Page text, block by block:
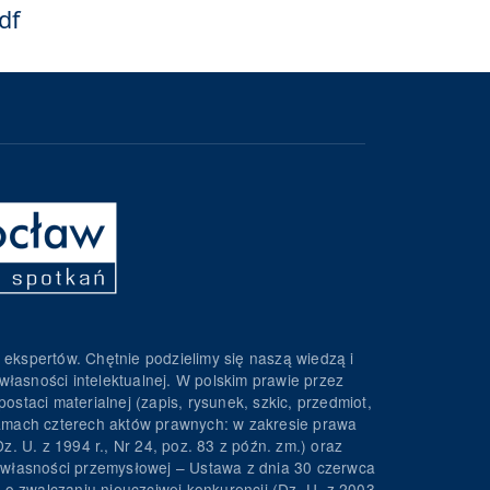
Chętnie podzielimy się naszą wiedzą i
intelektualnej. W polskim prawie przez
materialnej (zapis, rysunek, szkic, przedmiot,
czterech aktów prawnych: w zakresie prawa
U. z 1994 r., Nr 24, poz. 83 z późn. zm.) oraz
przemysłowej – Ustawa z dnia 30 czerwca